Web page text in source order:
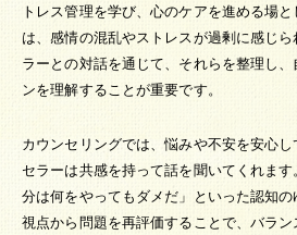
トレス管理を学び、心のケアを進める場
は、感情の混乱やストレスが過剰に感じ
ラーとの対話を通じて、それらを整理し
ンを理解することが重要です。
カウンセリングでは、悩みや不安を安心
セラーは共感を持って話を聞いてくれま
分は何をやってもダメだ」といった認知
視点から問題を再評価することで、バラ